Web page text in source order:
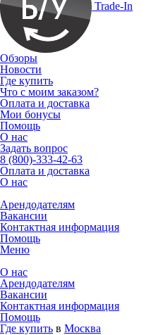
Trade-In
Обзоры
Новости
Где купить
Что с моим заказом?
Оплата и доставка
Мои бонусы
Помощь
О нас
Задать вопрос
8 (800)-333-42-63
Оплата и доставка
О нас
Арендодателям
Вакансии
Контактная информация
Помощь
Меню
О нас
Арендодателям
Вакансии
Контактная информация
Помощь
Где купить в Москва